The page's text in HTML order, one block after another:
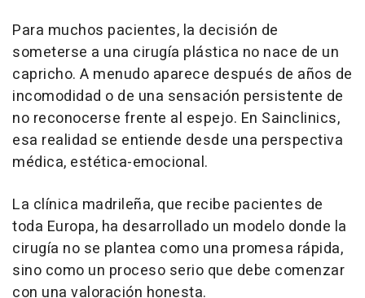
Para muchos pacientes, la decisión de
someterse a una cirugía plástica no nace de un
capricho. A menudo aparece después de años de
incomodidad o de una sensación persistente de
no reconocerse frente al espejo. En Sainclinics,
esa realidad se entiende desde una perspectiva
médica, estética-emocional.
La clínica madrileña, que recibe pacientes de
toda Europa, ha desarrollado un modelo donde la
cirugía no se plantea como una promesa rápida,
sino como un proceso serio que debe comenzar
con una valoración honesta.